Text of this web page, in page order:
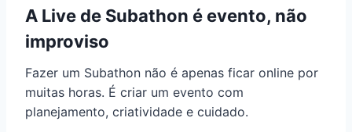
A Live de Subathon é evento, não
improviso
Fazer um Subathon não é apenas ficar online por
muitas horas. É criar um evento com
planejamento, criatividade e cuidado.